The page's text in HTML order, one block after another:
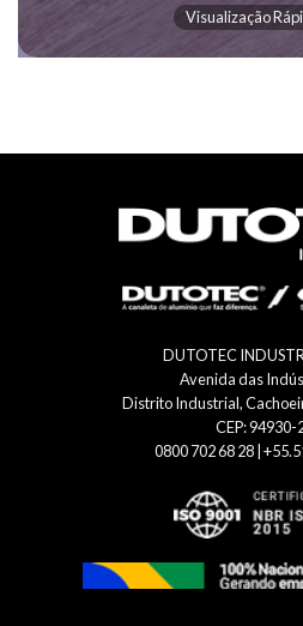
Visualização
DUTOTEC
Avenida das
Distrito Industrial,
CEP: 94930-
0800 702 68 28 |